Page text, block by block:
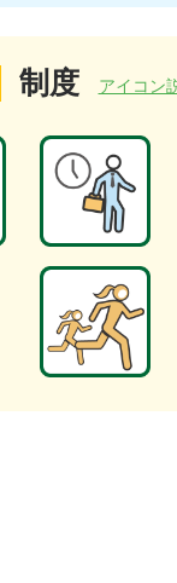
制度 アイコン